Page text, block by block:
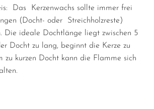
Das Kerzenwachs sollte immer frei
(Docht- oder Streichholzreste)
Die ideale Dochtlänge liegt zwischen 5
Docht zu lang, beginnt die Kerze zu
zu kurzen Docht kann die Flamme sich